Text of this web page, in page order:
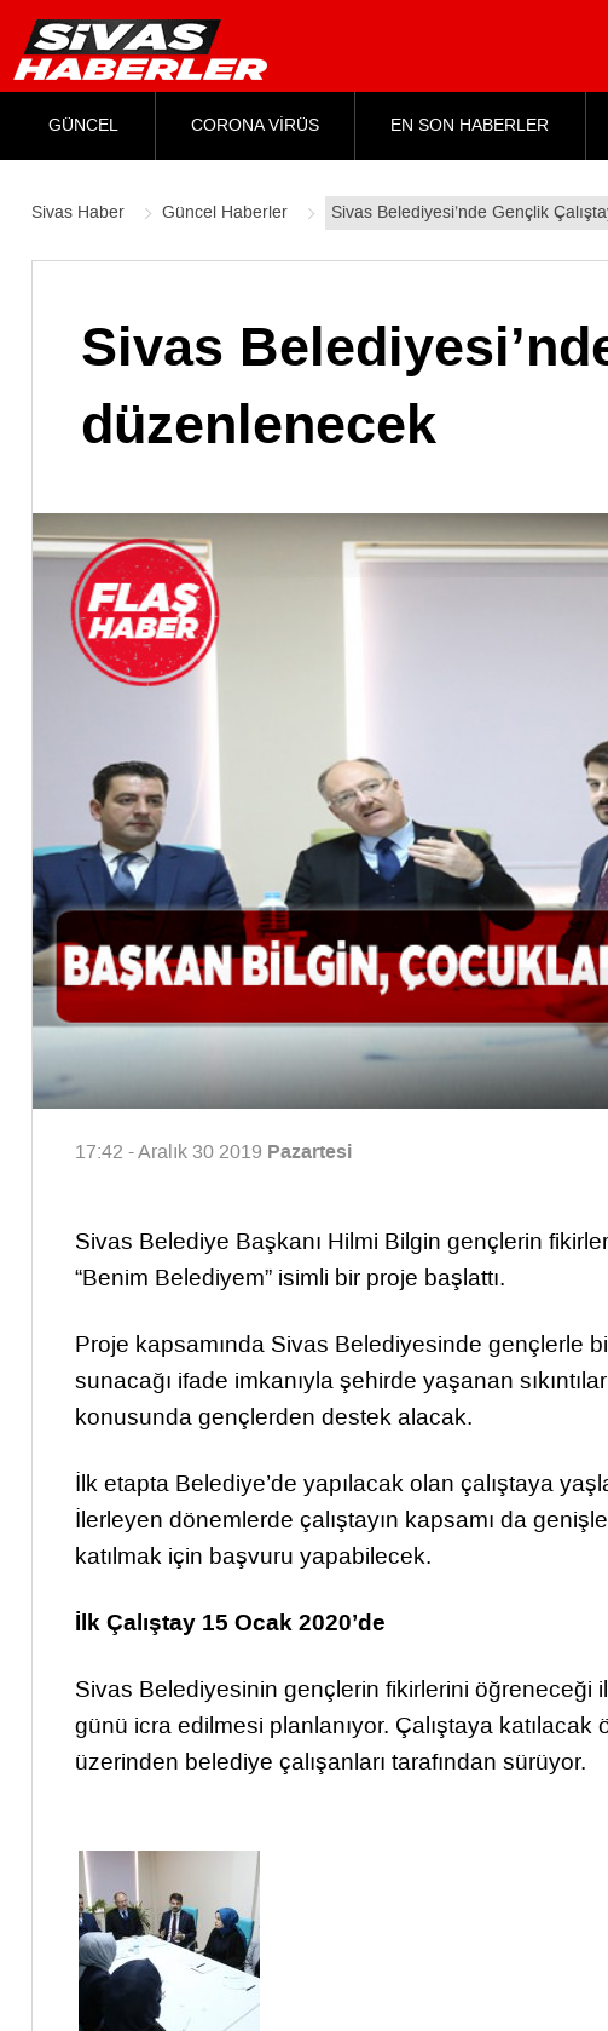
GÜNCEL CORONA VİRÜS EN SON HABERLER
Sivas Haber Güncel Haberler Sivas Belediyesi’nde Gençlik
Sivas
düzenlenecek
17:42 - Aralık 30 2019 Pazartesi
Sivas Belediye Başkanı Hilmi Bilgin gençlerin
“Benim Belediyem” isimli bir proje başlattı.
Proje kapsamında Sivas Belediyesinde gençlerle
sunacağı ifade imkanıyla şehirde yaşanan
konusunda gençlerden destek alacak.
İlk etapta Belediye’de yapılacak olan çalıştaya
İlerleyen dönemlerde çalıştayın kapsamı da
katılmak için başvuru yapabilecek.
İlk Çalıştay 15 Ocak 2020’de
Sivas Belediyesinin gençlerin fikirlerini öğreneceği
günü icra edilmesi planlanıyor. Çalıştaya
üzerinden belediye çalışanları tarafından sürüyor.